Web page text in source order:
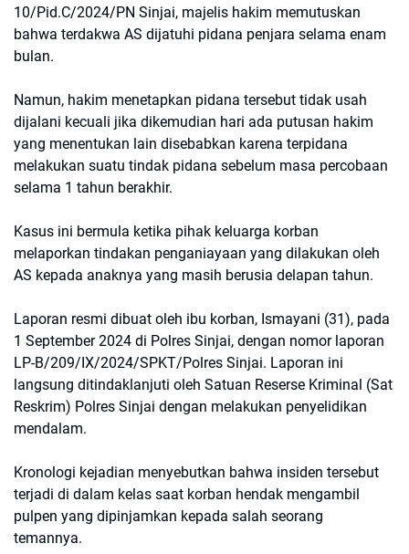
10/Pid.C/2024/PN Sinjai, majelis hakim memutuskan
bahwa terdakwa AS dijatuhi pidana penjara selama enam
bulan.
Namun, hakim menetapkan pidana tersebut tidak usah
dijalani kecuali jika dikemudian hari ada putusan hakim
yang menentukan lain disebabkan karena terpidana
melakukan suatu tindak pidana sebelum masa percobaan
selama 1 tahun berakhir.
Kasus ini bermula ketika pihak keluarga korban
melaporkan tindakan penganiayaan yang dilakukan oleh
AS kepada anaknya yang masih berusia delapan tahun.
Laporan resmi dibuat oleh ibu korban, Ismayani (31), pada
1 September 2024 di Polres Sinjai, dengan nomor laporan
LP-B/209/IX/2024/SPKT/Polres Sinjai. Laporan ini
langsung ditindaklanjuti oleh Satuan Reserse Kriminal (Sat
Reskrim) Polres Sinjai dengan melakukan penyelidikan
mendalam.
Kronologi kejadian menyebutkan bahwa insiden tersebut
terjadi di dalam kelas saat korban hendak mengambil
pulpen yang dipinjamkan kepada salah seorang
temannya.